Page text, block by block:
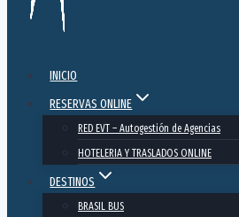
INICIO
RESERVAS ONLINE
RED EVT – Autogestión de Agencias
HOTELERIA Y TRASLADOS ONLINE
DESTINOS
BRASIL BUS